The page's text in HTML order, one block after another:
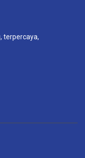
terpercaya,